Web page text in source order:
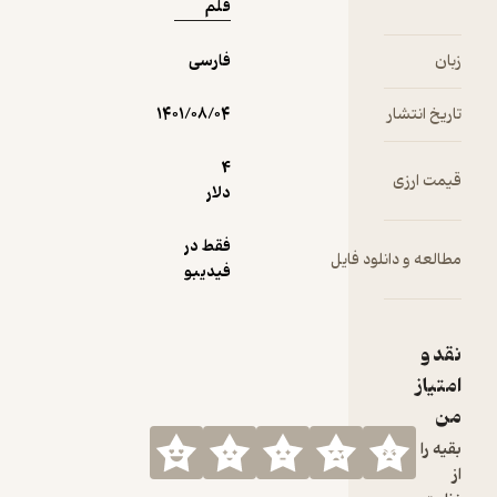
قلم
زبان فارسی
تاریخ انتشار ۱۴۰۱/۰۸/۰۴
قیمت ارزی
مطالعه و دانلود فایل
فقط در
فیدیبو
نقد و
امتیاز
من
بقیه را